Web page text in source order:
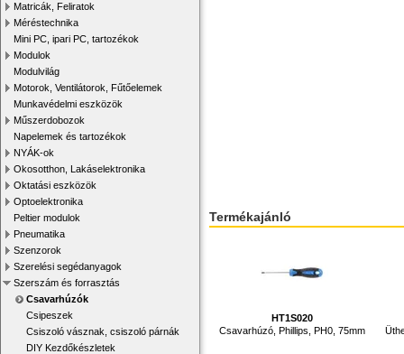
Matricák, Feliratok
Méréstechnika
Mini PC, ipari PC, tartozékok
Modulok
Modulvilág
Motorok, Ventilátorok, Fűtőelemek
Munkavédelmi eszközök
Műszerdobozok
Napelemek és tartozékok
NYÁK-ok
Okosotthon, Lakáselektronika
Oktatási eszközök
Optoelektronika
Peltier modulok
Pneumatika
Szenzorok
Szerelési segédanyagok
Szerszám és forrasztás
Csavarhúzók
Csipeszek
Csiszoló vásznak, csiszoló párnák
DIY Kezdőkészletek
Termékajánló
HT1S020
Csavarhúzó, Phillips, PH0, 75mm